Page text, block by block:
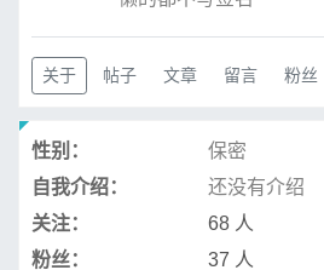
关于 帖子 文章 留言 粉丝
性别：
保密
自我介绍：
还没有介绍
关注：
68 人
粉丝：
37 人